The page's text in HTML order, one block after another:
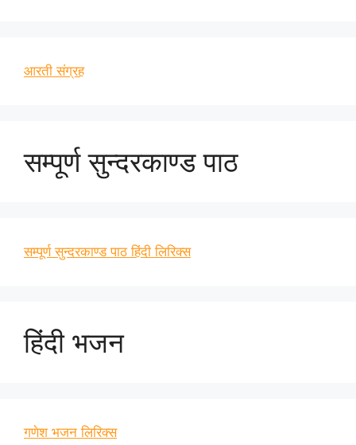
आरती संग्रह
सम्पूर्ण सुन्दरकाण्ड पाठ
सम्पूर्ण सुन्दरकाण्ड पाठ हिंदी लिरिक्स
हिंदी भजन
गणेश भजन लिरिक्स